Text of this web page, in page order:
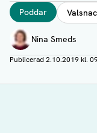
Taggar
Poddar
Författare
Nina Smeds
Publicerad2.10.2019 kl.